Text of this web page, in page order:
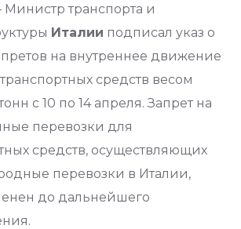
транспорта и
Италии подписал указ о
на внутреннее движение
средств весом
с 10 по 14 апреля. Запрет на
перевозки для
средств, осуществляющих
перевозки в Италии,
до дальнейшего